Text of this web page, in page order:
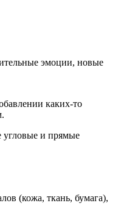
эмоции, новые
каких-то
и прямые
(кожа, ткань, бумага),